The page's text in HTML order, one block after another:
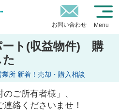
お問い合わせ Menu
ート(収益物件) 購
業所 新着！売却・購入相談
ご所有者様」、
絡くださいませ！